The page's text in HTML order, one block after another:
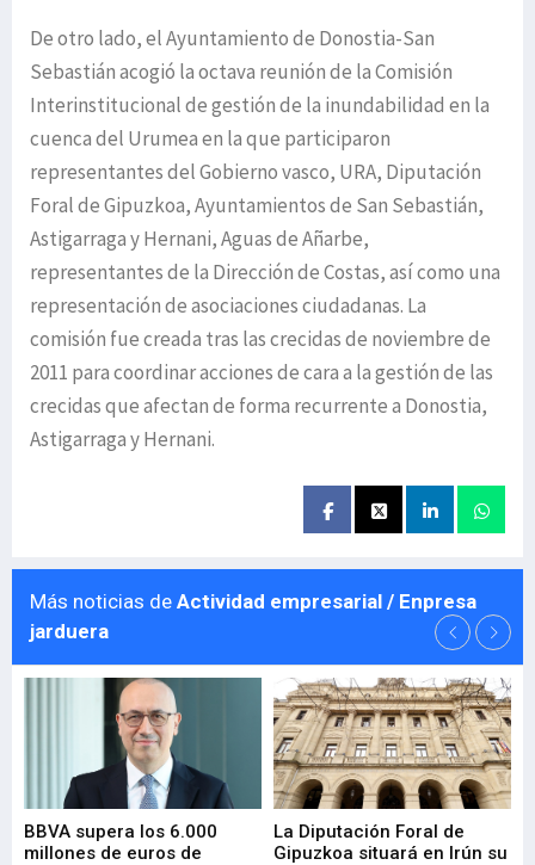
De otro lado, el Ayuntamiento de Donostia-San
Sebastián acogió la octava reunión de la Comisión
Interinstitucional de gestión de la inundabilidad en la
cuenca del Urumea en la que participaron
representantes del Gobierno vasco, URA, Diputación
Foral de Gipuzkoa, Ayuntamientos de San Sebastián,
Astigarraga y Hernani, Aguas de Añarbe,
representantes de la Dirección de Costas, así como una
representación de asociaciones ciudadanas. La
comisión fue creada tras las crecidas de noviembre de
2011 para coordinar acciones de cara a la gestión de las
crecidas que afectan de forma recurrente a Donostia,
Astigarraga y Hernani.
Más noticias de Actividad empresarial / Enpresa
jarduera
BBVA supera los 6.000
millones de euros de
La Diputación Foral de
Gipuzkoa situará en Irún su